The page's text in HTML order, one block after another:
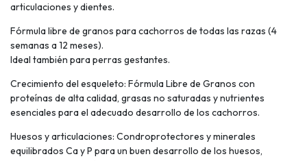
articulaciones y dientes.
Fórmula libre de granos para cachorros de todas las razas (4
semanas a 12 meses).
Ideal también para perras gestantes.
Crecimiento del esqueleto: Fórmula Libre de Granos con
proteínas de alta calidad, grasas no saturadas y nutrientes
esenciales para el adecuado desarrollo de los cachorros.
Huesos y articulaciones: Condroprotectores y minerales
equilibrados Ca y P para un buen desarrollo de los huesos,